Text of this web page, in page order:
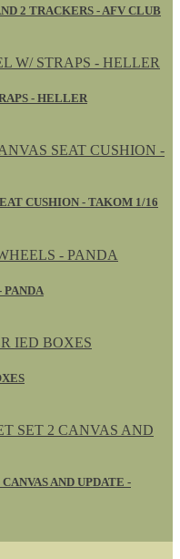
2 TRACKERS - AFV CLUB
- HELLER
CUSHION - TAKOM 1/16
PANDA
AND UPDATE -